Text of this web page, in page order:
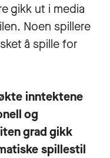
gikk ut i media
Noen spillere
å spille for
inntektene
og
grad gikk
spillestil